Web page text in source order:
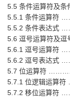
5.5 条件运算符
5.5.1 条件运算
5.5.2 条件表达
5.6 逗号运算符
5.6.1 逗号运算
5.6.2 逗号表达
5.7 位运算符
5.7.1 位逻辑运
5.7.2 移位运算